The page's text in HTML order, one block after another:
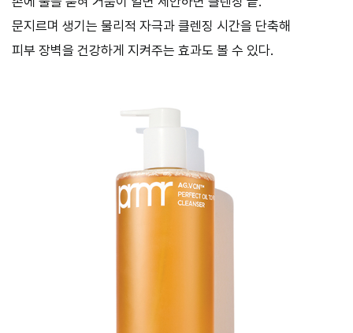
문지르며 생기는 물리적 자극과 클렌징 시간을 단축해
피부 장벽을 건강하게 지켜주는 효과도 볼 수 있다.